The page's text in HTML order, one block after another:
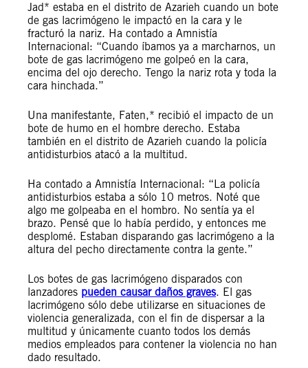
Jad* estaba en el distrito de Azarieh cuando un bote
de gas lacrimógeno le impactó en la cara y le
fracturó la nariz. Ha contado a Amnistía
Internacional: “Cuando íbamos ya a marcharnos, un
bote de gas lacrimógeno me golpeó en la cara,
encima del ojo derecho. Tengo la nariz rota y toda la
cara hinchada.”
Una manifestante, Faten,* recibió el impacto de un
bote de humo en el hombre derecho. Estaba
también en el distrito de Azarieh cuando la policía
antidisturbios atacó a la multitud.
Ha contado a Amnistía Internacional: “La policía
antidisturbios estaba a sólo 10 metros. Noté que
algo me golpeaba en el hombro. No sentía ya el
brazo. Pensé que lo había perdido, y entonces me
desplomé. Estaban disparando gas lacrimógeno a la
altura del pecho directamente contra la gente.”
Los botes de gas lacrimógeno disparados con
lanzadores pueden causar daños graves. El gas
lacrimógeno sólo debe utilizarse en situaciones de
violencia generalizada, con el fin de dispersar a la
multitud y únicamente cuanto todos los demás
medios empleados para contener la violencia no han
dado resultado.